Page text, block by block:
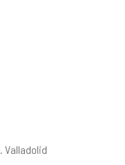
Valladolid